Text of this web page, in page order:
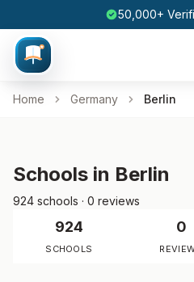
50,000+
Home Germany Berlin
Schools in Berlin
924 schools · 0 reviews
924
SCHOOLS
0